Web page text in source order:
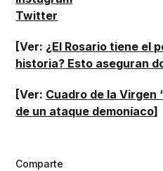
Twitter
[Ver: ¿El Rosario tiene el
historia? Esto aseguran
[Ver: Cuadro de la Virgen
de un ataque demoníaco]
Comparte